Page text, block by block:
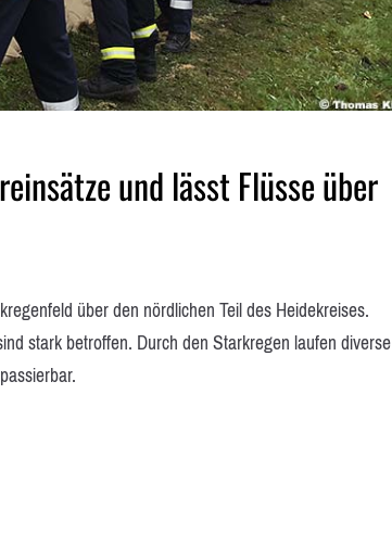
und lässt Flüsse über
über den nördlichen Teil des Heidekreises.
stark betroffen. Durch den Starkregen laufen diverse